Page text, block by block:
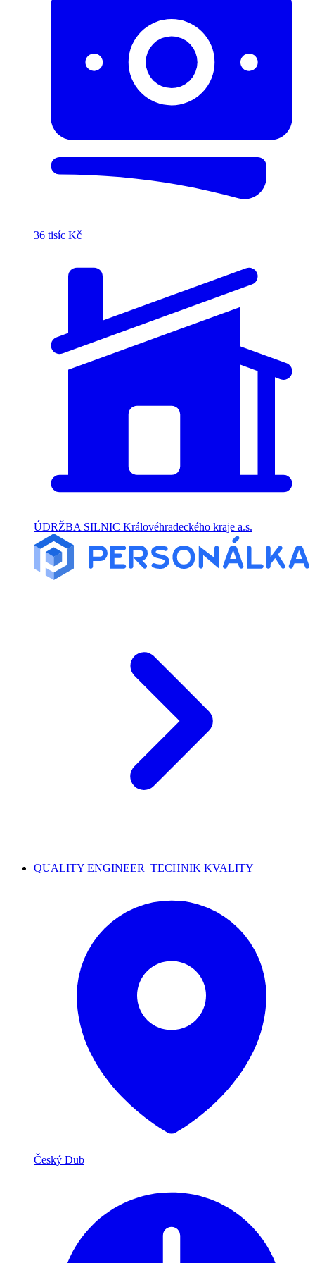
36 tisíc Kč
ÚDRŽBA SILNIC Královéhradeckého kraje a.s.
QUALITY ENGINEER_TECHNIK KVALITY
Český Dub